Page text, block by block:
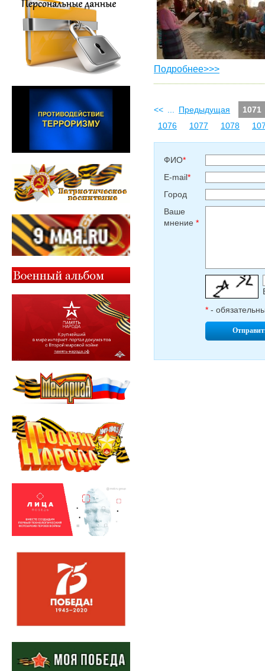
Подробнее>>>
<< Предыдущая
1071
1076
1077 1078
ФИО*
E-mail*
Город
Ваше
мнение *
* -